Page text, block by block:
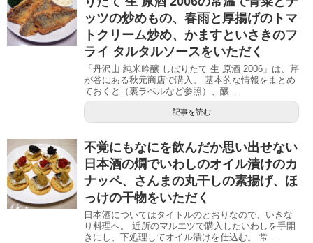
ッツの炒めもの、春雨と厚揚げのトマ
トクリーム炒め、かますといさきのフ
ライ タルタルソースをいただく
「丹沢山 純米吟醸 しぼりたて 生 原酒 2006」は、芹
が谷にある秋元商店で購入。 基本的な情報をまとめ
ておくと（裏ラベルなど参照）、醸...
記事を読む
不覚にもなにを飲んだか思い出せない
日本酒の燗でいわしのオイル漬けのカ
ナッペ、さんまの丸干しの素揚げ、ほ
っけの干物をいただく
日本酒についてはタイトルのとおりなので、いきな
り料理へ。 近所のマルエツで購入したいわしを手開
きにし、下処理してオイル漬けを仕込む。 常...